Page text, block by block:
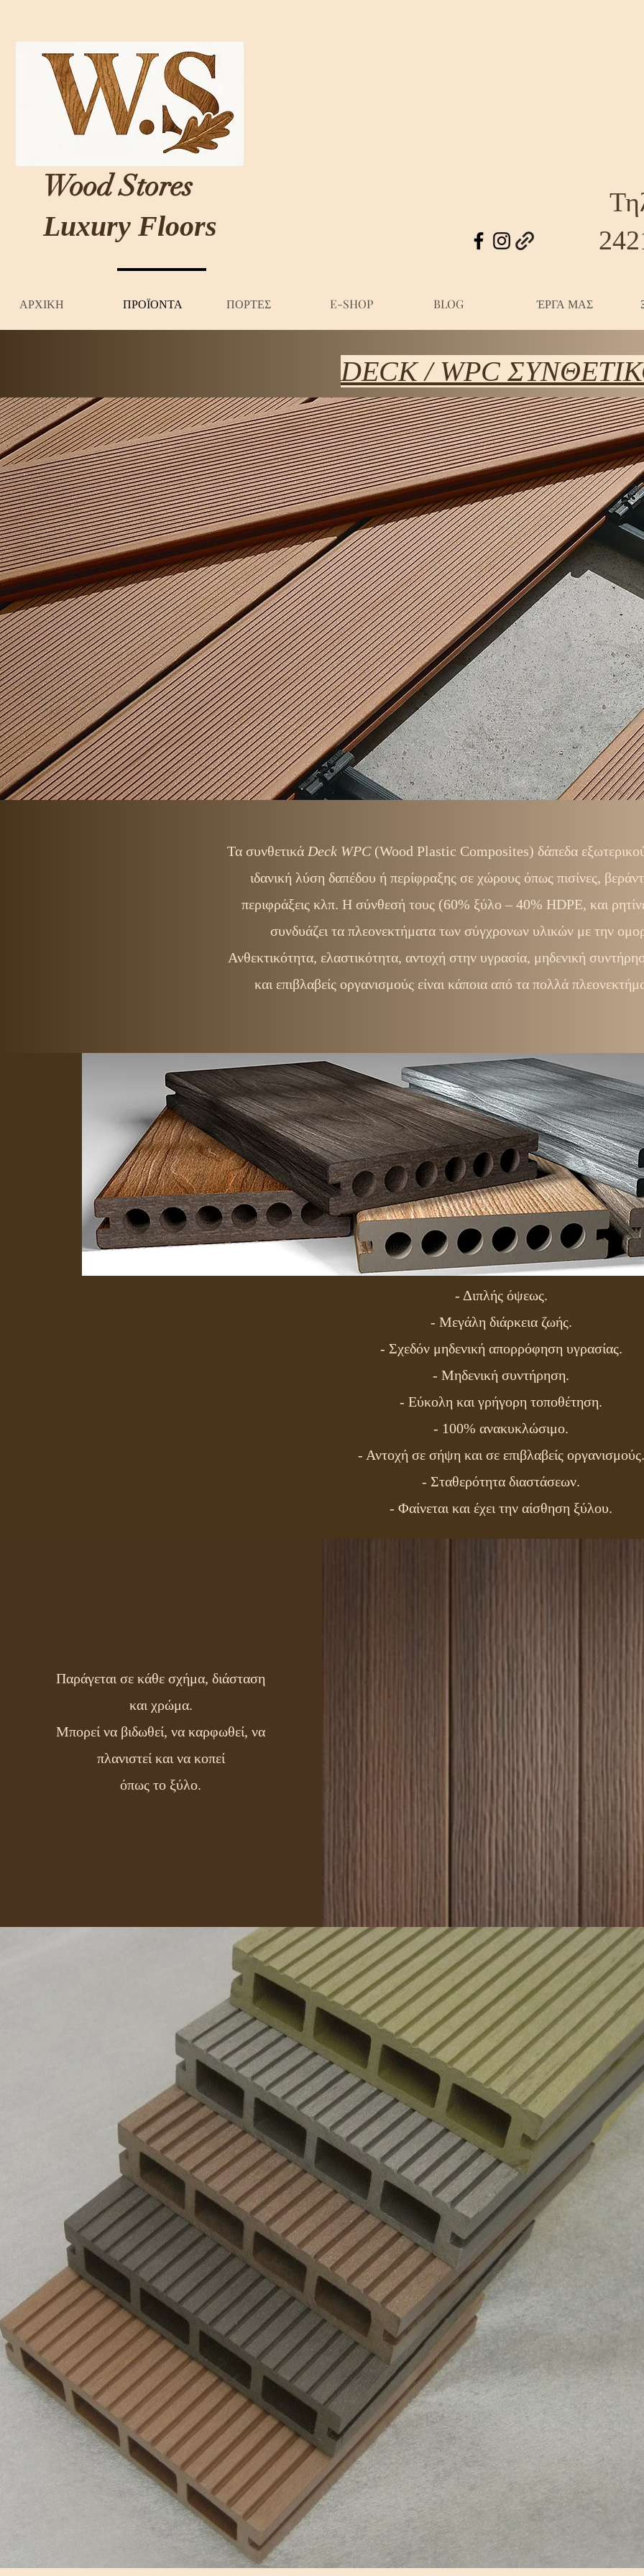
Wood Stores
Luxury Floors
ΑΡΧΙΚΗ ΠΡΟΪΟΝΤΑ ΠΟΡΤΕΣ E-SHOP BLOG ΈΡΓΑ ΜΑΣ
DECK / WPC
Τα συνθετικά Deck WPC(Wood Plastic Composites) δάπεδα
ιδανική λύση δαπέδου ή περίφραξης σε χώρους όπως πισίνες,
περιφράξεις κλπ. Η σύνθεσή τους (60% ξύλο – 40% HDPE, και
συνδυάζει τα πλεονεκτήματα των σύγχρονων υλικών με την
Ανθεκτικότητα, ελαστικότητα, αντοχή στην υγρασία, μηδενική
και επιβλαβείς οργανισμούς είναι κάποια από τα πολλά
- Διπλής όψεως.
- Μεγάλη διάρκεια ζωής.
- Σχεδόν μηδενική απορρόφηση υγρασίας.
- Μηδενική συντήρηση.
- Εύκολη και γρήγορη τοποθέτηση.
- 100% ανακυκλώσιμο.
- Αντοχή σε σήψη και σε επιβλαβείς οργανισμούς.
- Σταθερότητα διαστάσεων.
- Φαίνεται και έχει την αίσθηση ξύλου.
Παράγεται σε κάθε σχήμα, διάσταση
και χρώμα.
Μπορεί να βιδωθεί, να καρφωθεί, να
πλανιστεί και να κοπεί
όπως το ξύλο.